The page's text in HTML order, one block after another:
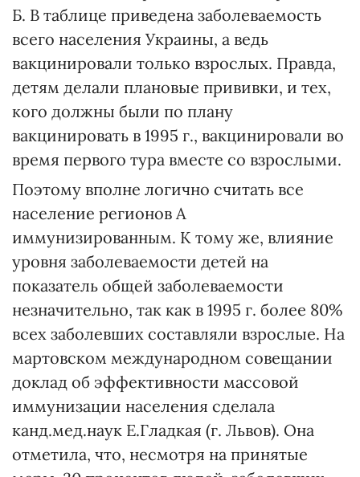
Б. В таблице приведена заболеваемость
всего населения Украины, а ведь
вакцинировали только взрослых. Правда,
детям делали плановые прививки, и тех,
кого должны были по плану
вакцинировать в 1995 г., вакцинировали во
время первого тура вместе со взрослыми.
Поэтому вполне логично считать все
население регионов А
иммунизированным. К тому же, влияние
уровня заболеваемости детей на
показатель общей заболеваемости
незначительно, так как в 1995 г. более 80%
всех заболевших составляли взрослые. На
мартовском международном совещании
доклад об эффективности массовой
иммунизации населения сделала
канд.мед.наук Е.Гладкая (г. Львов). Она
отметила, что, несмотря на принятые